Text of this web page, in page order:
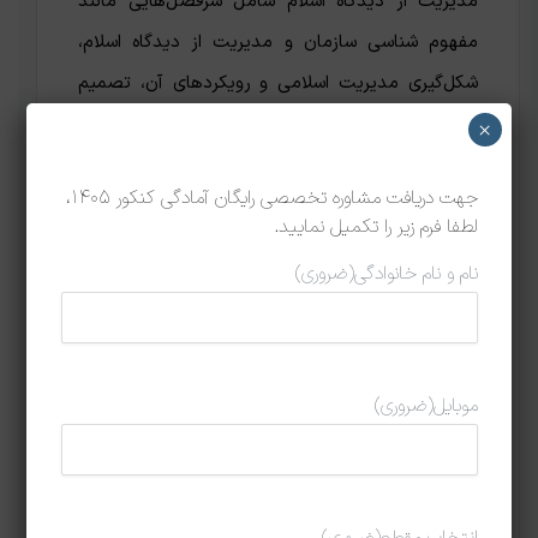
مفهوم شناسی سازمان و مدیریت از دیدگاه اسلام،
شکل‌گیری مدیریت اسلامی و رویکردهای آن، تصمیم
گیری و سیاست گذاری در مدیریت اسلامی و… است.
دوره درس و تست ریاضی و آمار
در مجموعه نوگام دوره‌های درس و تست ریاضی و آمار
به صورت جداگانه برگزار می‌شود. در دوره
درس با داوطلب کار می‌شود تا او بتواند به صورت
کامل روی درسنامه مسلط شود و آمادگی کافی را برای
تست زنی و شرکت در کلاس نکته و تست ریاضی
مدیریت کسب نماید. دوره درس و تست آمار مدیریت
جهت دریافت مشاوره تخصصی رایگان آمادگی کنکور 1405،
لطفا فرم زیر را تکمیل نمایید.
نام و نام خانوادگی(ضروری)
موبایل(ضروری)
×